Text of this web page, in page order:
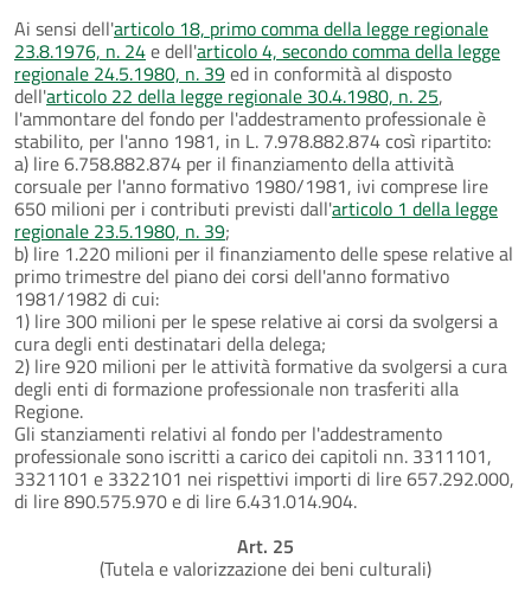
Ai sensi dell'articolo 18, primo comma della legge regionale
23.8.1976, n. 24e dell'articolo 4, secondo comma della legge
regionale 24.5.1980, n. 39ed in conformità al disposto
dell'articolo 22 della legge regionale 30.4.1980, n. 25,
l'ammontare del fondo per l'addestramento professionale è
stabilito, per l'anno 1981, in L. 7.978.882.874 così ripartito:
a) lire 6.758.882.874 per il finanziamento della attività
corsuale per l'anno formativo 1980/1981, ivi comprese lire
650 milioni per i contributi previsti dall'articolo 1 della legge
regionale 23.5.1980, n. 39;
b) lire 1.220 milioni per il finanziamento delle spese relative al
primo trimestre del piano dei corsi dell'anno formativo
1981/1982 di cui:
1) lire 300 milioni per le spese relative ai corsi da svolgersi a
cura degli enti destinatari della delega;
2) lire 920 milioni per le attività formative da svolgersi a cura
degli enti di formazione professionale non trasferiti alla
Regione.
Gli stanziamenti relativi al fondo per l'addestramento
professionale sono iscritti a carico dei capitoli nn. 3311101,
3321101 e 3322101 nei rispettivi importi di lire 657.292.000,
di lire 890.575.970 e di lire 6.431.014.904.
Art. 25
(Tutela e valorizzazione dei beni culturali)